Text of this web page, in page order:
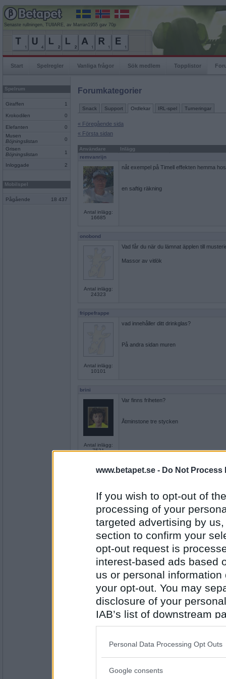
www.betapet.se - Do Not Process
If you wish to opt-out of
processing of your
targeted advertising by
section to confirm your
opt-out request is
interest-based ads based
us or personal
your opt-out. You may
disclosure of your
IAB’s list of downstream
also be disclosed by us
Downstream Participants
Please note that this
Personal Data Processing Opt Outs
Google consents
Senaste rullningen, TUllARE, av Marran1955 gav 70p
Start Spelregler Vanliga frågor Sök medlem Topplistor
Spelrum
Giraffen 1
Krokodilen 0
Elefanten
0
Musen
Böjningslistan
0
Grisen
Böjningslistan
1
Inloggade 2
Mobilspel
Pågående 18 437
Forumkategorier
Snack Support Ordlekar IRL-spel Turneringar
« Föregående sida
« Första sidan
Användare
Inlägg
remvanrijn
Antal inlägg:
16685
nåt exempel på Timell effekten hemma
en saftig räkning
onobond
Antal inlägg:
24323
Vad får du när du lämnat äpplen till
Massor av vitlök
frippefrappe
Antal inlägg:
10101
vad innehåller ditt drinkglas?
På andra sidan muren
brini
Antal inlägg:
7521
Var finns friheten?
Åtminstone tre stycken
onobond
Antal inlägg:
24323
Får mig alltid att tända
Miss_Foster
Antal inlägg:
1145
Blev du glad för den fina tändsticksasken?
Stäng alla fönster och dörrar!
onobond